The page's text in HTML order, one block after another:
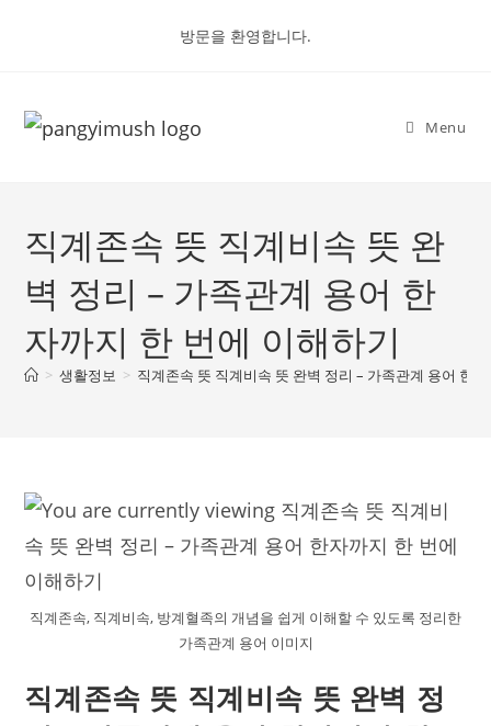
방문을 환영합니다.
Menu
직계존속 뜻 직계비속 뜻 완
벽 정리 – 가족관계 용어 한
자까지 한 번에 이해하기
> 생활정보 > 직계존속 뜻 직계비속 뜻 완벽 정리 – 가족관계 용어 한
직계존속, 직계비속, 방계혈족의 개념을 쉽게 이해할 수 있도록 정리한
가족관계 용어 이미지
직계존속 뜻 직계비속 뜻 완벽 정